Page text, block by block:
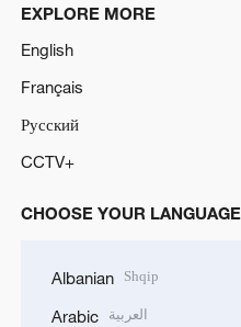
EXPLORE MORE
English
Français
Русский
CCTV+
CHOOSE YOUR LANGUAGE
Albanian Shqip
Arabic العربية